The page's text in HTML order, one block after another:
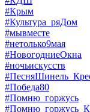
#Крым
#Культура_ряДом
#мывместе
#нетолько9мая
#НовогодниеОкна
#ночьискусств
#Победа80
#Помню_горжусь